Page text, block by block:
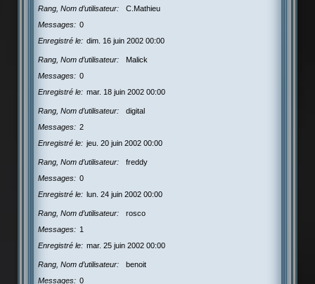
Rang, Nom d’utilisateur
C.Mathieu
Messages
0
Enregistré le
dim. 16 juin 2002 00:00
Rang, Nom d’utilisateur
Malick
Messages
0
Enregistré le
mar. 18 juin 2002 00:00
Rang, Nom d’utilisateur
digital
Messages
2
Enregistré le
jeu. 20 juin 2002 00:00
Rang, Nom d’utilisateur
freddy
Messages
0
Enregistré le
lun. 24 juin 2002 00:00
Rang, Nom d’utilisateur
rosco
Messages
1
Enregistré le
mar. 25 juin 2002 00:00
Rang, Nom d’utilisateur
benoit
Messages
0